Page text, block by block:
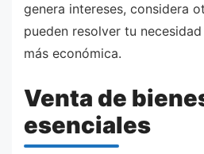
genera intereses, considera
pueden resolver tu
más económica.
Venta de
esenciales